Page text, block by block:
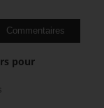
Commentaires
pour